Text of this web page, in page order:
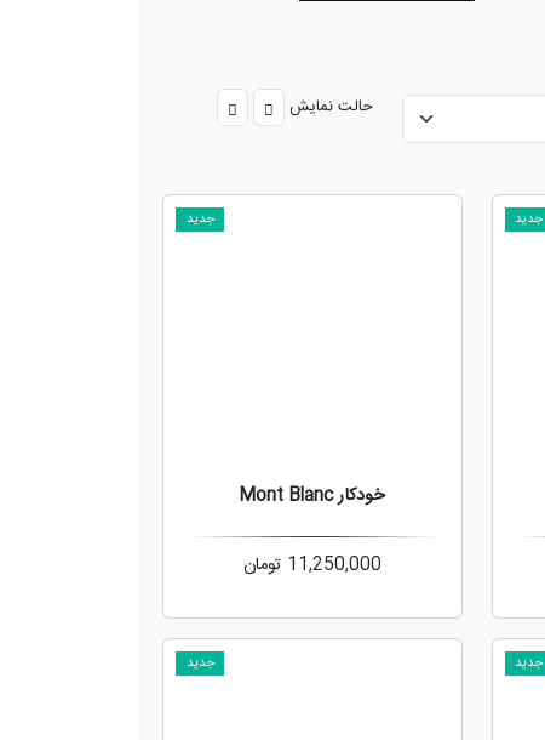
حالت نمایش
جدید جدید
خودکار Mont Blanc
11,250,000 تومان
جدید جدید